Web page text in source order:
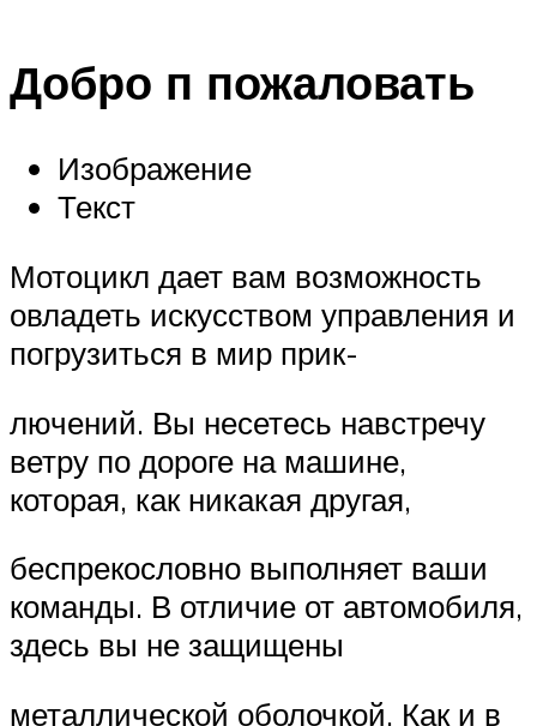
Добро п пожаловать
Изображение
Текст
Мотоцикл дает вам возможность
овладеть искусством управления и
погрузиться в мир прик-
лючений. Вы несетесь навстречу
ветру по дороге на машине,
которая, как никакая другая,
беспрекословно выполняет ваши
команды. В отличие от автомобиля,
здесь вы не защищены
металлической оболочкой. Как и в